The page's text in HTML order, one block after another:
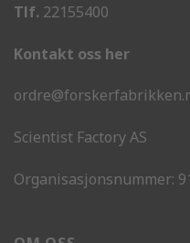
Tlf. 22155400
Kontakt oss her
Scientist Factory AS
Organisasjonsnummer: